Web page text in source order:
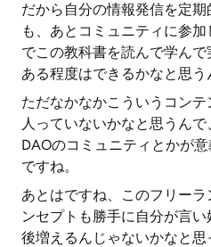
だから自分の情報発信を定
も、あとコミュニティに参
でこの教科書を読んで学ん
ある程度はできるかなと思う
ただなかなかこういうコン
人っていないかなと思うん
DAOのコミュニティとかが
ですね。
あとはですね、このフリー
ンセプトも勝手に自分が言
後増えるんじゃないかなと思